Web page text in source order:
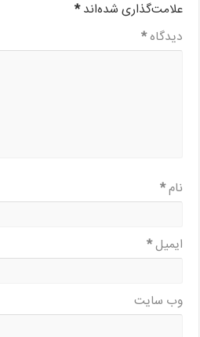
علامت‌گذاری شده‌اند*
دیدگاه*
نام*
ایمیل*
وب‌ سایت